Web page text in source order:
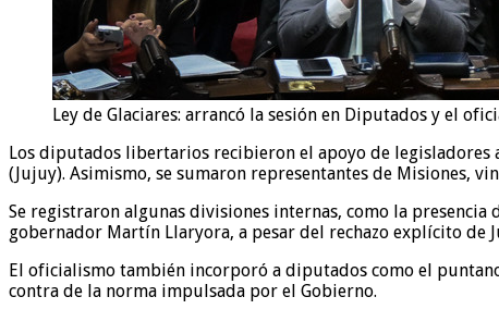
Ley de Glaciares: arrancó la sesión en Diputados y el
Los diputados libertarios recibieron el apoyo de legisladores
(Jujuy). Asimismo, se sumaron representantes de Misiones,
Se registraron algunas divisiones internas, como la presencia
gobernador Martín Llaryora, a pesar del rechazo explícito de
El oficialismo también incorporó a diputados como el
contra de la norma impulsada por el Gobierno.